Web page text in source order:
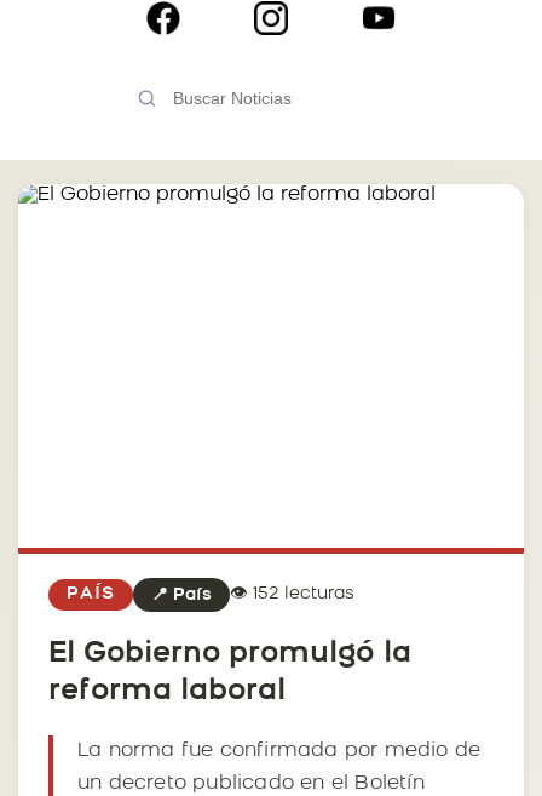
PAÍS 📍 País 👁️ 152 lecturas
El Gobierno promulgó la
reforma laboral
La norma fue confirmada por medio de
un decreto publicado en el Boletín